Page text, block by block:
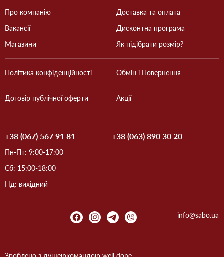
Про компанію
Вакансії
Магазини
Доставка та оплата
Дисконтна програма
Як підібрати розмір?
Політика конфіденційності
Договір публічної оферти
Обмін і Повернення
Акції
+38 (067) 567 91 81 +38 (063) 890 30 20
Пн-Пт: 9:00-17:00
Сб: 15:00-18:00
Нд: вихідний
info@sabo.ua